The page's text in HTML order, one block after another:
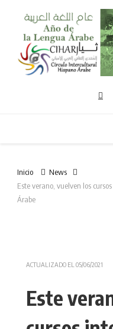
Inicio
News
Este verano, vuelven los
Árabe
ACTUALIZADO EL 05/06/2021
Este